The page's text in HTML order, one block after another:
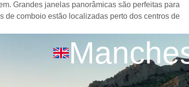
Grandes janelas panorâmicas são perfeitas para
de comboio estão localizadas perto dos centros de